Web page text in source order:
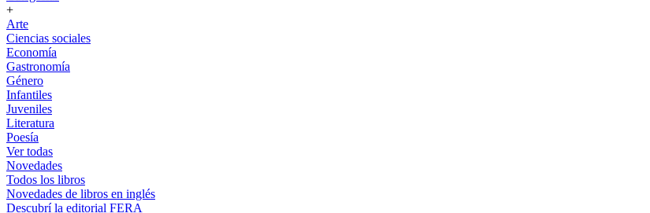
+
Arte
Ciencias sociales
Economía
Gastronomía
Género
Infantiles
Juveniles
Literatura
Poesía
Ver todas
Novedades
Todos los libros
Novedades de libros en inglés
Descubrí la editorial FERA